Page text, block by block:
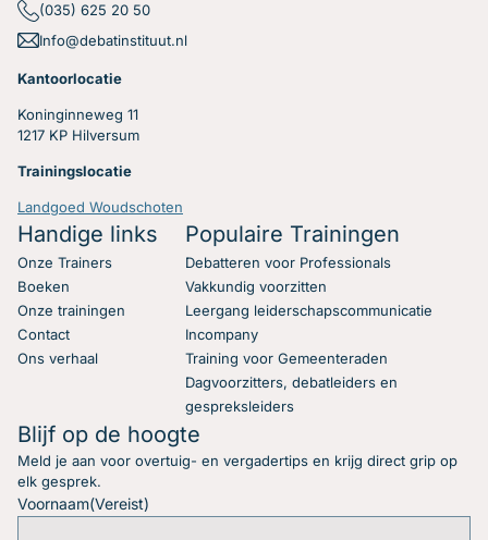
(035) 625 20 50
Info@debatinstituut.nl
Kantoorlocatie
Koninginneweg 11
1217 KP Hilversum
Trainingslocatie
Landgoed Woudschoten
Handige links
Onze Trainers
Boeken
Onze trainingen
Contact
Ons verhaal
Populaire Trainingen
Debatteren voor Professionals
Vakkundig voorzitten
Leergang leiderschapscommunicatie
Incompany
Training voor Gemeenteraden
Dagvoorzitters, debatleiders en
gespreksleiders
Blijf op de hoogte
Meld je aan voor overtuig- en vergadertips en krijg direct grip op
elk gesprek.
Voornaam(Vereist)